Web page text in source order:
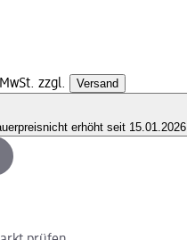
zzgl. Versand
nicht erhöht seit 15.01.2026